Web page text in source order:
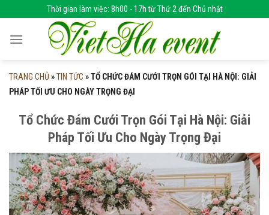
to
content
Thời gian làm việc: 8h00 - 17h từ Thứ 2 đến Chủ nhật
TRANG CHỦ »TIN TỨC »TỔ CHỨC ĐÁM CƯỚI TRỌN GÓI TẠI HÀ NỘI: GIẢI
PHÁP TỐI ƯU CHO NGÀY TRỌNG ĐẠI
Tổ Chức Đám Cưới Trọn Gói Tại Hà Nội: Giải
Pháp Tối Ưu Cho Ngày Trọng Đại